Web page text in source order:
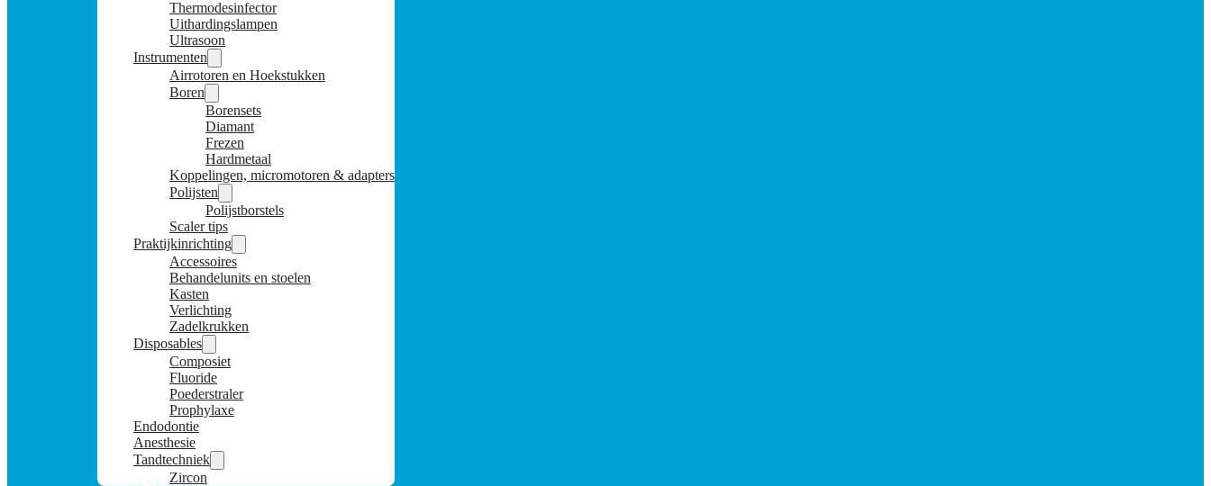
Thermodesinfector
Uithardingslampen
Ultrasoon
Instrumenten
Airrotoren en Hoekstukken
Boren
Borensets
Diamant
Frezen
Hardmetaal
Koppelingen, micromotoren & adapters
Polijsten
Polijstborstels
Scaler tips
Praktijkinrichting
Accessoires
Behandelunits en stoelen
Kasten
Verlichting
Zadelkrukken
Disposables
Composiet
Fluoride
Poederstraler
Prophylaxe
Endodontie
Anesthesie
Tandtechniek
Zircon